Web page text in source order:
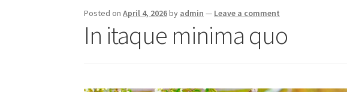
Posted onApril 4, 2026by admin — Leave a comment
In itaque minima quo